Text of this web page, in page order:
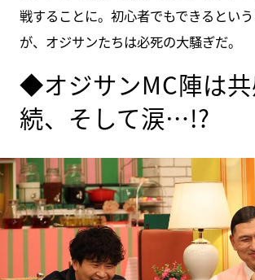
戦することに。初心者でもできるとい
が、オジサンたちは必死の大騒ぎだ。
◆オジサンMC陣は
続、そして涙…!?